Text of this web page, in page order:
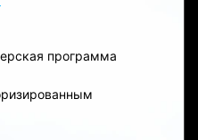
программа